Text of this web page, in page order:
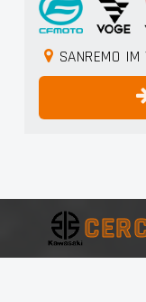
SANREMO IM